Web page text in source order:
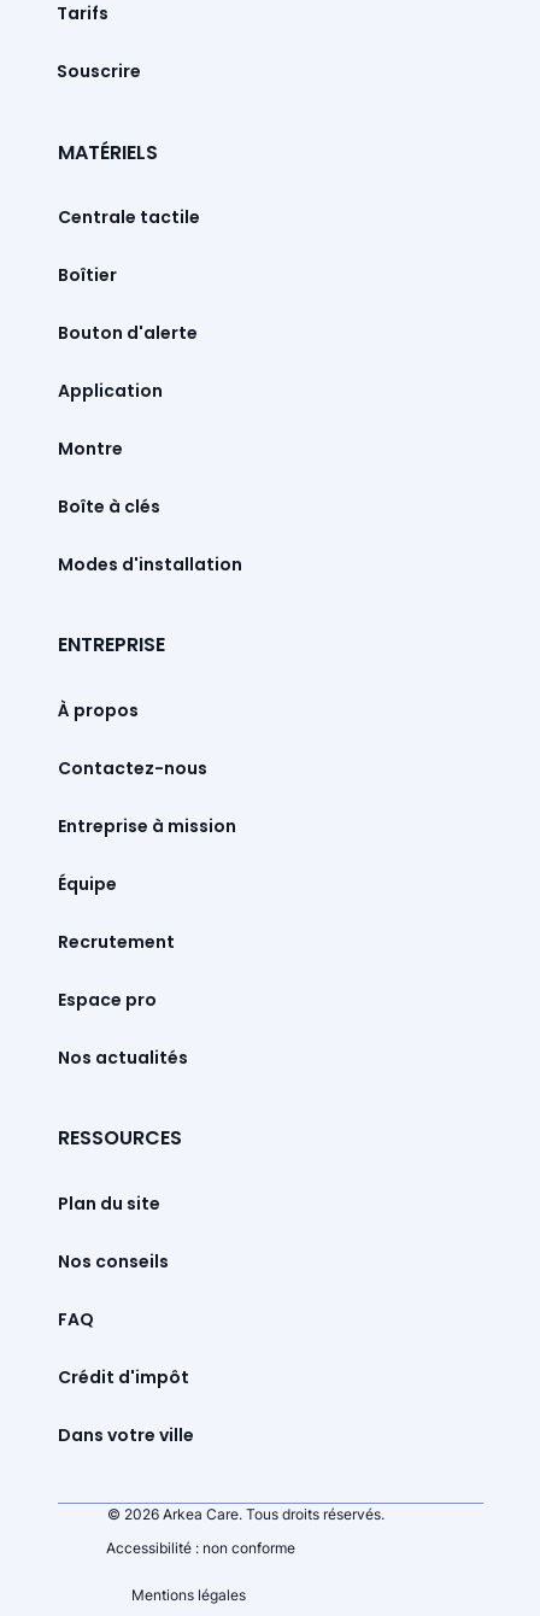
Tarifs
Souscrire
MATÉRIELS
Centrale tactile
Boîtier
Bouton d'alerte
Montre
Boîte à clés
Modes d'installation
ENTREPRISE
À propos
Contactez-nous
Entreprise à mission
Équipe
Recrutement
Espace pro
Nos actualités
RESSOURCES
Plan du site
Nos conseils
FAQ
Crédit d'impôt
Dans votre ville
© 2026 Arkea Care. Tous droits réservés.
Accessibilité : non conforme
Mentions légales